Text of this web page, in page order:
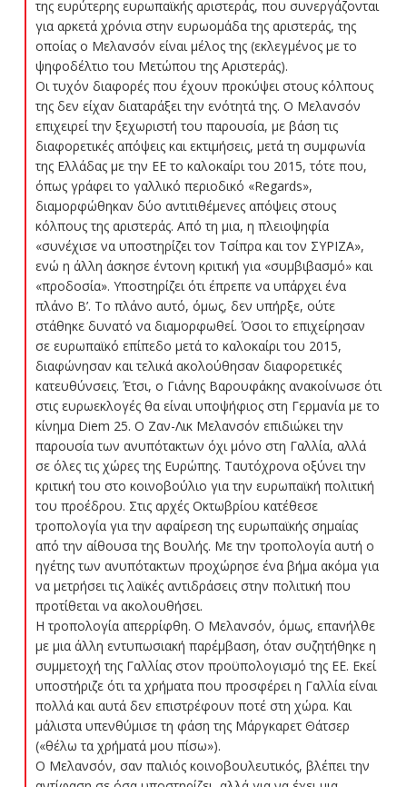
της ευρύτερης ευρωπαϊκής αριστεράς, που συνεργάζονται
για αρκετά χρόνια στην ευρωομάδα της αριστεράς, της
οποίας ο Μελανσόν είναι μέλος της (εκλεγμένος με το
ψηφοδέλτιο του Μετώπου της Αριστεράς).
Οι τυχόν διαφορές που έχουν προκύψει στους κόλπους
της δεν είχαν διαταράξει την ενότητά της. Ο Μελανσόν
επιχειρεί την ξεχωριστή του παρουσία, με βάση τις
διαφορετικές απόψεις και εκτιμήσεις, μετά τη συμφωνία
της Ελλάδας με την ΕΕ το καλοκαίρι του 2015, τότε που,
όπως γράφει το γαλλικό περιοδικό «Regards»,
διαμορφώθηκαν δύο αντιτιθέμενες απόψεις στους
κόλπους της αριστεράς. Από τη μια, η πλειοψηφία
«συνέχισε να υποστηρίζει τον Τσίπρα και τον ΣΥΡΙΖΑ»,
ενώ η άλλη άσκησε έντονη κριτική για «συμβιβασμό» και
«προδοσία». Υποστηρίζει ότι έπρεπε να υπάρχει ένα
πλάνο Β’. Το πλάνο αυτό, όμως, δεν υπήρξε, ούτε
στάθηκε δυνατό να διαμορφωθεί. Όσοι το επιχείρησαν
σε ευρωπαϊκό επίπεδο μετά το καλοκαίρι του 2015,
διαφώνησαν και τελικά ακολούθησαν διαφορετικές
κατευθύνσεις. Έτσι, ο Γιάνης Βαρουφάκης ανακοίνωσε ότι
στις ευρωεκλογές θα είναι υποψήφιος στη Γερμανία με το
κίνημα Diem 25. Ο Ζαν-Λικ Μελανσόν επιδιώκει την
παρουσία των ανυπότακτων όχι μόνο στη Γαλλία, αλλά
σε όλες τις χώρες της Ευρώπης. Ταυτόχρονα οξύνει την
κριτική του στο κοινοβούλιο για την ευρωπαϊκή πολιτική
του προέδρου. Στις αρχές Οκτωβρίου κατέθεσε
τροπολογία για την αφαίρεση της ευρωπαϊκής σημαίας
από την αίθουσα της Βουλής. Με την τροπολογία αυτή ο
ηγέτης των ανυπότακτων προχώρησε ένα βήμα ακόμα για
να μετρήσει τις λαϊκές αντιδράσεις στην πολιτική που
προτίθεται να ακολουθήσει.
Η τροπολογία απερρίφθη. Ο Μελανσόν, όμως, επανήλθε
με μια άλλη εντυπωσιακή παρέμβαση, όταν συζητήθηκε η
συμμετοχή της Γαλλίας στον προϋπολογισμό της ΕΕ. Εκεί
υποστήριζε ότι τα χρήματα που προσφέρει η Γαλλία είναι
πολλά και αυτά δεν επιστρέφουν ποτέ στη χώρα. Και
μάλιστα υπενθύμισε τη φάση της Μάργκαρετ Θάτσερ
(«θέλω τα χρήματά μου πίσω»).
Ο Μελανσόν, σαν παλιός κοινοβουλευτικός, βλέπει την